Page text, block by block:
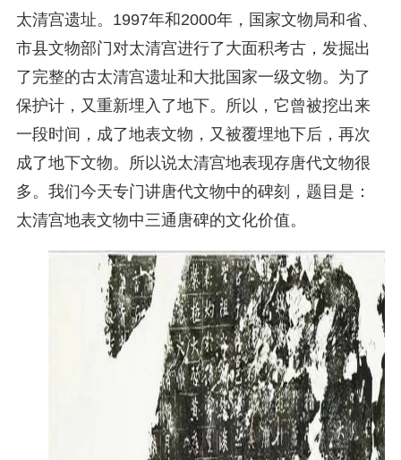
太清宫遗址。1997年和2000年，国家文物局和省、
市县文物部门对太清宫进行了大面积考古，发掘出
了完整的古太清宫遗址和大批国家一级文物。为了
保护计，又重新埋入了地下。所以，它曾被挖出来
一段时间，成了地表文物，又被覆埋地下后，再次
成了地下文物。所以说太清宫地表现存唐代文物很
多。我们今天专门讲唐代文物中的碑刻，题目是：
太清宫地表文物中三通唐碑的文化价值。